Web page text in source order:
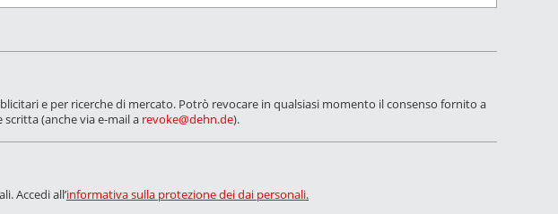
e per ricerche di mercato. Potrò revocare in qualsiasi momento il consenso fornito a
scritta (anche via e-mail a revoke@dehn.de).
Accedi all’informativa sulla protezione dei dai personali.